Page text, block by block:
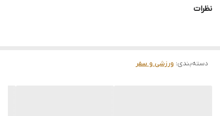
نظرات
دسته‌بندی: ورزشی و سفر